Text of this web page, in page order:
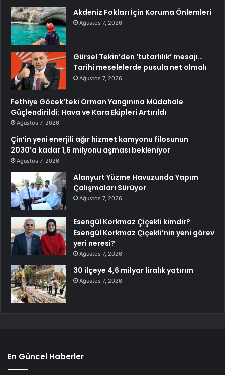
Akdeniz Fokları İçin Koruma Önlemleri
Ağustos 7, 2026
Gürsel Tekin’den ‘tutarlılık’ mesajı…
Tarihi meselelerde pusula net olmalı
Ağustos 7, 2026
Fethiye Göcek’teki Orman Yangınına Müdahale
Güçlendirildi: Hava ve Kara Ekipleri Artırıldı
Ağustos 7, 2026
Çin’in yeni enerjili ağır hizmet kamyonu filosunun
2030’a kadar 1,6 milyonu aşması bekleniyor
Ağustos 7, 2026
Alanyurt Yüzme Havuzunda Yapım
Çalışmaları Sürüyor
Ağustos 7, 2026
Esengül Korkmaz Çiçekli kimdir?
Esengül Korkmaz Çiçekli’nin yeni görev
yeri neresi?
Ağustos 7, 2026
30 ilçeye 4,6 milyar liralık yatırım
Ağustos 7, 2026
En Güncel Haberler